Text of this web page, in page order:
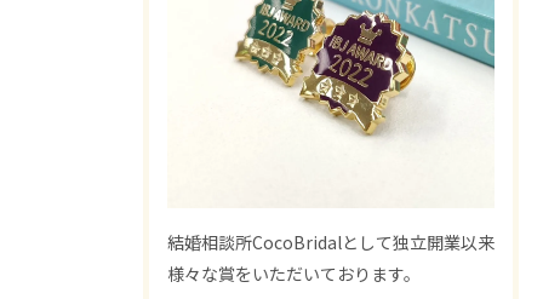
結婚相談所CocoBridalとして独立開業以来
様々な賞をいただいております。